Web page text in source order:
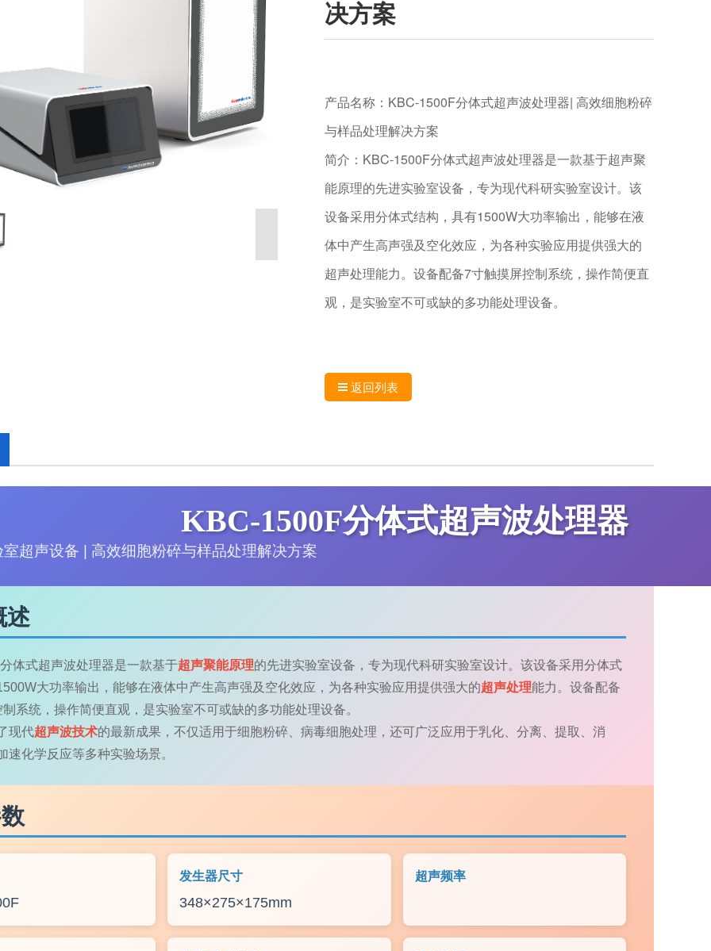
决方案
产品名称：KBC-1500F分体式超声波处理器| 高效细胞粉碎
与样品处理解决方案
简介：KBC-1500F分体式超声波处理器是一款基于超声聚
能原理的先进实验室设备，专为现代科研实验室设计。该
设备采用分体式结构，具有1500W大功率输出，能够在液
体中产生高声强及空化效应，为各种实验应用提供强大的
超声处理能力。设备配备7寸触摸屏控制系统，操作简便直
观，是实验室不可或缺的多功能处理设备。
返回列表
KBC-1500F分体式超声波处理器
超声设备 | 高效细胞粉碎与样品处理解决方案
述
体式超声波处理器是一款基于超声聚能原理的先进实验室设备，专为现代科研实验室设计。该设备采用分体式
大功率输出，能够在液体中产生高声强及空化效应，为各种实验应用提供强大的超声处理能力。设备配备
系统，操作简便直观，是实验室不可或缺的多功能处理设备。
现代超声波技术的最新成果，不仅适用于细胞粉碎、病毒细胞处理，还可广泛应用于乳化、分离、提取、消
速化学反应等多种实验场景。
发生器尺寸
348×275×175mm
超声频率